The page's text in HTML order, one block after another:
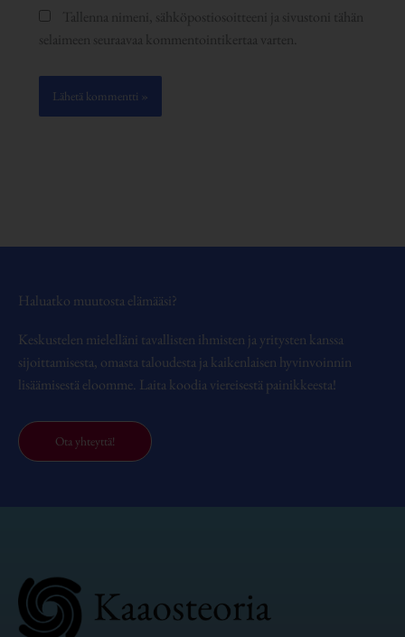
Tallenna nimeni, sähköpostiosoitteeni ja sivustoni tähän
selaimeen seuraavaa kommentointikertaa varten.
Haluatko muutosta elämääsi?
Keskustelen mielelläni tavallisten ihmisten ja yritysten kanssa
sijoittamisesta, omasta taloudesta ja kaikenlaisen hyvinvoinnin
lisäämisestä eloomme. Laita koodia viereisestä painikkeesta!
Ota yhteyttä!